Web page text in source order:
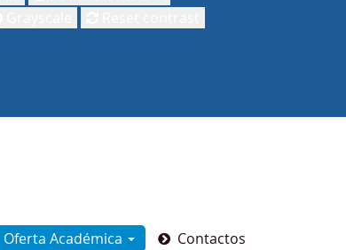
Oferta Académica Contactos